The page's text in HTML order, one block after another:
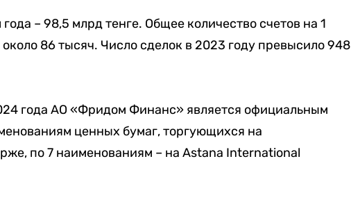
– 98,5 млрд тенге. Общее количество счетов на 1
86 тысяч. Число сделок в 2023 году превысило 948
года АО «Фридом Финанс» является официальным
ценных бумаг, торгующихся на
по 7 наименованиям – на Astana International